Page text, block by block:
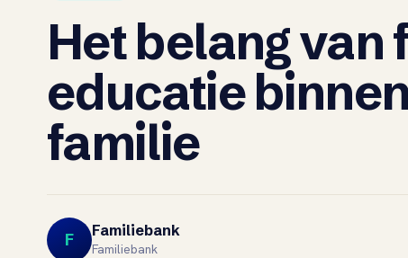
Het belang van
educatie
familie
F
Familiebank
Familiebank